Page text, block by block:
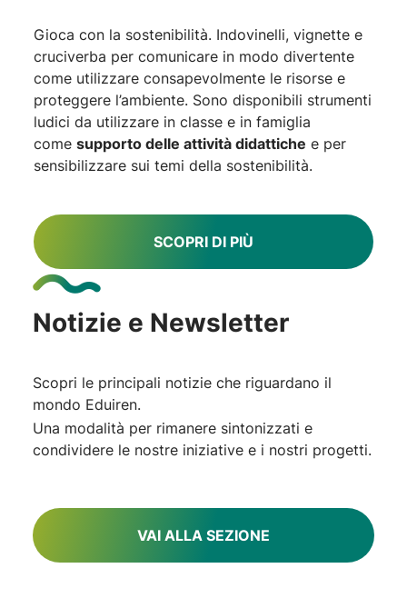
Gioca con la sostenibilità. Indovinelli, vignette e
cruciverba per comunicare in modo divertente
come utilizzare consapevolmente le risorse e
proteggere l’ambiente. Sono disponibili strumenti
ludici da utilizzare in classe e in famiglia
come supporto delle attività didattiche e per
sensibilizzare sui temi della sostenibilità.
SCOPRI DI PIÙ
Notizie e Newsletter
Scopri le principali notizie che riguardano il
mondo Eduiren.
Una modalità per rimanere sintonizzati e
condividere le nostre iniziative e i nostri progetti.
VAI ALLA SEZIONE